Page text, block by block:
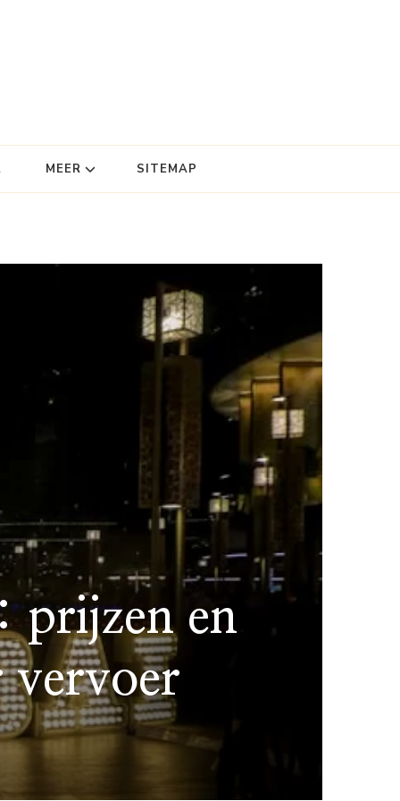
MEER SITEMAP
prijzen en
vervoer